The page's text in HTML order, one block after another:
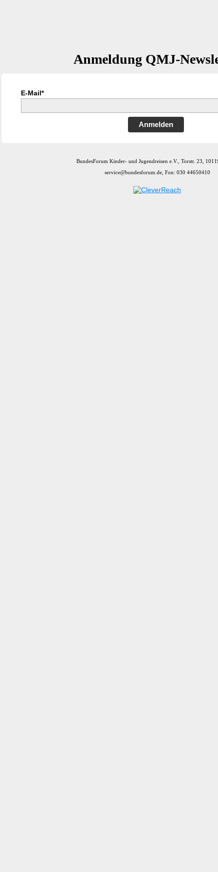
Anmeldung QMJ-
E-Mail*
Anmelden
BundesForum Kinder- und Jugendreisen e.V., Torstr. 23,
service@bundesforum.de, Fon: 030 44650410